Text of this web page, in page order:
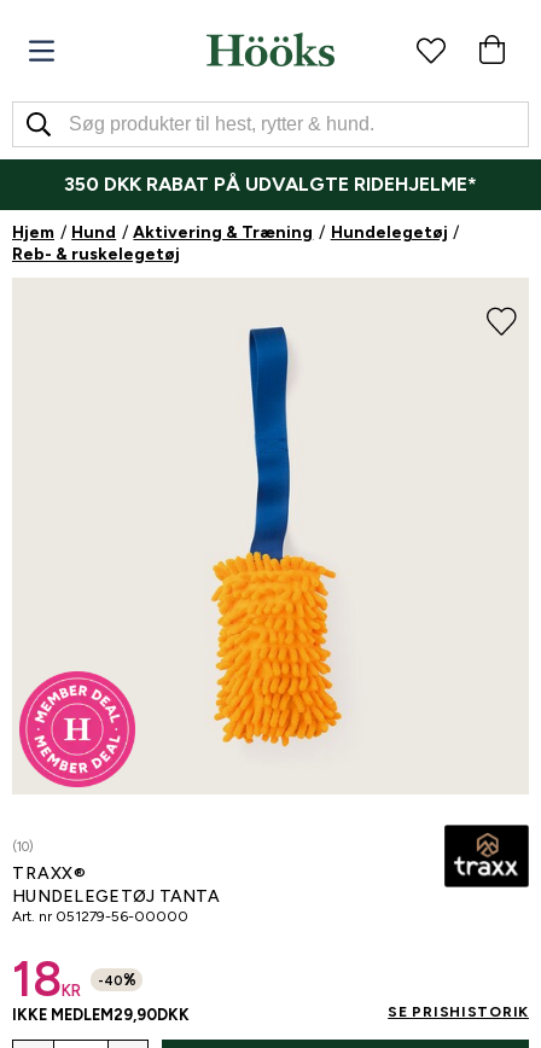
350 DKK RABAT PÅ UDVALGTE RIDEHJELME*
Hjem Hund Aktivering & Træning
Hundelegetøj
Reb- & ruskelegetøj
(10)
TRAXX®
HUNDELEGETØJ TANTA
Art. nr 051279-56-00000
18 KR
-40%
IKKE MEDLEM29,90DKK SE PRISHISTORIK